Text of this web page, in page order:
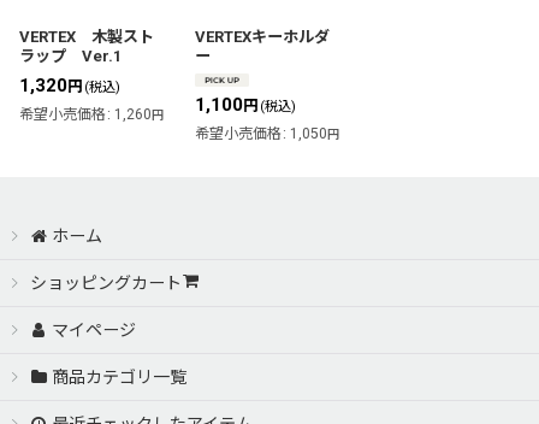
VERTEX 木製スト
ラップ Ver.1
1,320円 (税込)
希望小売価格 : 1,260円
VERTEXキーホルダ
ー
1,100円 (税込)
希望小売価格 : 1,050円
ホーム
ショッピングカート
マイページ
商品カテゴリ一覧